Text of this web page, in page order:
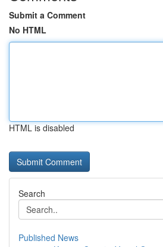
Submit a Comment
No HTML
HTML is disabled
Search
Published News